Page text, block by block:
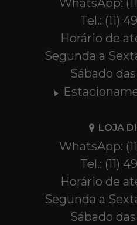
WhatsApp:
Tel.: (11)
Horário de
Segunda a
Sábado
LOJA
WhatsApp:
Tel.: (11)
Horário de
Segunda a
Sábado